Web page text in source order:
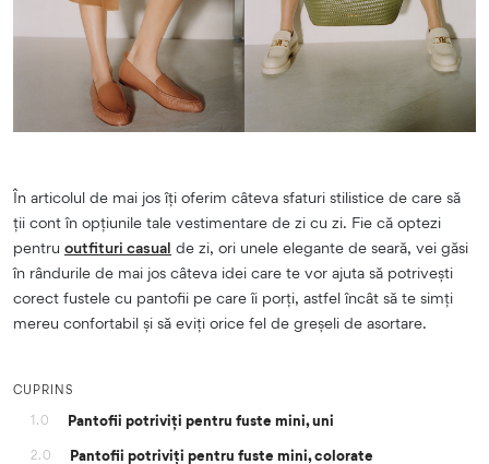
În articolul de mai jos îți oferim câteva sfaturi stilistice de care să
ții cont în opțiunile tale vestimentare de zi cu zi. Fie că optezi
pentru outfituri casual de zi, ori unele elegante de seară, vei găsi
în rândurile de mai jos câteva idei care te vor ajuta să potrivești
corect fustele cu pantofii pe care îi porți, astfel încât să te simți
mereu confortabil și să eviți orice fel de greșeli de asortare.
CUPRINS
1.0
Pantofii potriviți pentru fuste mini, uni
2.0 Pantofii potriviți pentru fuste mini, colorate